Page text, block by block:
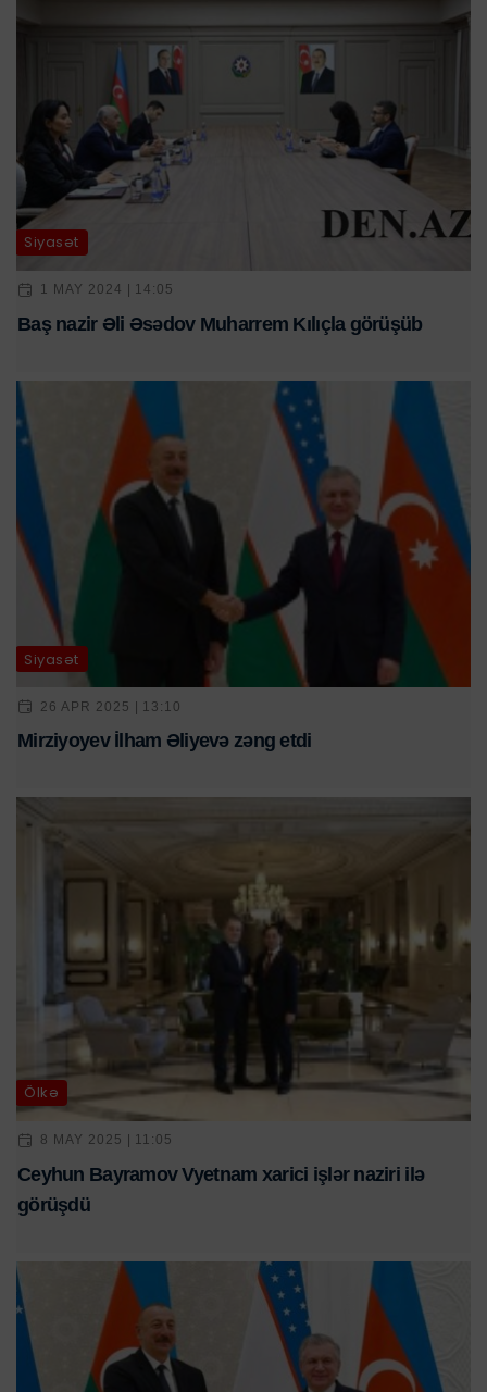
Siyasət
1 MAY 2024 | 14:05
Baş nazir Əli Əsədov Muharrem Kılıçla görüşüb
Siyasət
26 APR 2025 | 13:10
Mirziyoyev İlham Əliyevə zəng etdi
Ölkə
8 MAY 2025 | 11:05
Ceyhun Bayramov Vyetnam xarici işlər naziri ilə
görüşdü